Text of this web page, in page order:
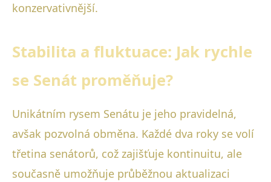
konzervativnější.
Stabilita a fluktuace: Jak rychle
se Senát proměňuje?
Unikátním rysem Senátu je jeho pravidelná,
avšak pozvolná obměna. Každé dva roky se volí
třetina senátorů, což zajišťuje kontinuitu, ale
současně umožňuje průběžnou aktualizaci